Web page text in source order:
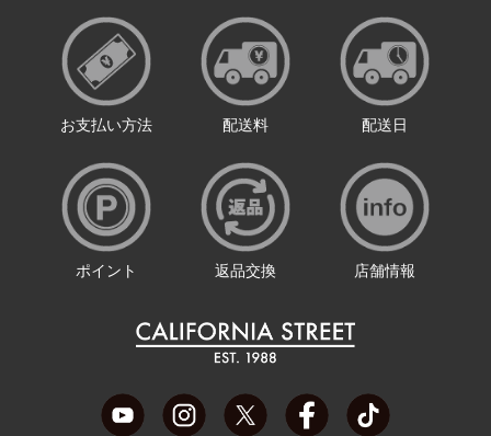
お支払い方法 配送料 配送日
ポイント 返品交換 店舗情報